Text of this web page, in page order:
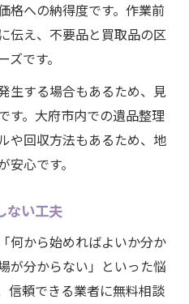
格への納得度です。作業前
伝え、不要品と買取品の区
です。
生する場合もあるため、見
す。大府市内での遺品整理
や回収方法もあるため、地
心です。
ない工夫
何から始めればよいか分か
が分からない」といった悩
信頼できる業者に無料相談